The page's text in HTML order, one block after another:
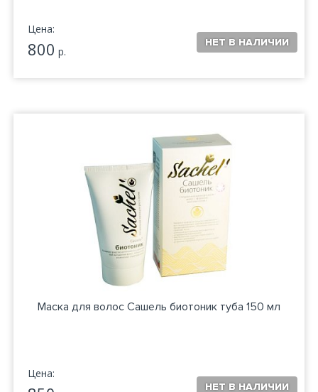
Цена:
800 р.
Маска для волос Сашель биотоник туба 150 мл
Цена: